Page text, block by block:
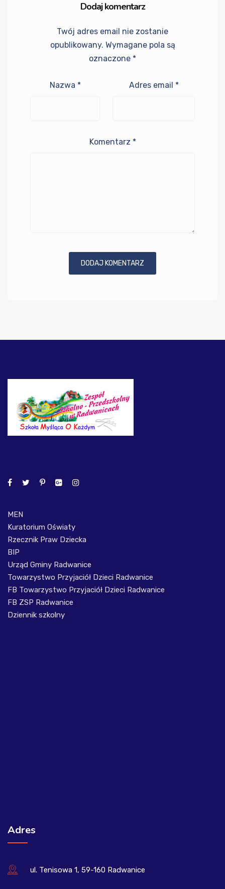
Dodaj komentarz
Twój adres email nie zostanie
opublikowany. Wymagane pola są
oznaczone *
Nazwa * Adres email *
Komentarz *
MEN
Kuratorium Oświaty
Rzecznik Praw Dziecka
BIP
Urząd Gminy Radwanice
Towarzystwo Przyjaciół Dzieci Radwanice
FB Towarzystwo Przyjaciół Dzieci Radwanice
FB ZSP Radwanice
Dziennik szkolny
Adres
ul. Tenisowa 1, 59-160 Radwanice